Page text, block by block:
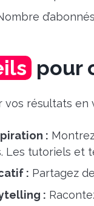
pour
vos résultats
:
Les tutoriels et
: Partagez
: